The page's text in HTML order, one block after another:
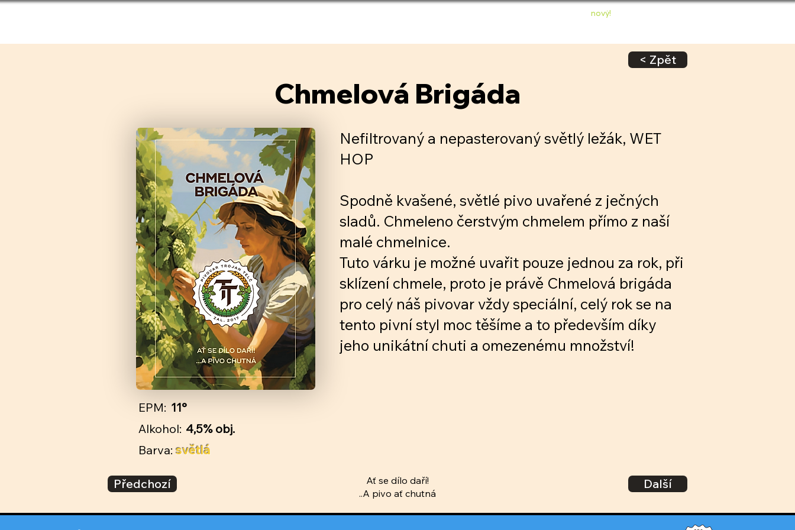
nový!
< Zpět
Chmelová Brigáda
EPM: 11°
Alkohol: 4,5% obj.
Barva: světlá
Nefiltrovaný a nepasterovaný světlý ležák, WET
HOP
Spodně kvašené, světlé pivo uvařené z ječných
sladů. Chmeleno čerstvým chmelem přímo z naší
malé chmelnice.
Tuto várku je možné uvařit pouze jednou za rok, při
sklízení chmele, proto je právě Chmelová brigáda
pro celý náš pivovar vždy speciální, celý rok se na
tento pivní styl moc těšíme a to především díky
jeho unikátní chuti a omezenému množství!
Předchozí
Ať se dílo daří!
..A pivo ať chutná
Další